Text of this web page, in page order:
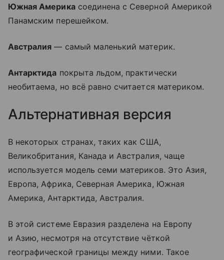
Южная Америкасоединена с Северной Америкой
Панамским перешейком.
Австралия — самый маленький материк.
Антарктида покрыта льдом, практически
необитаема, но всё равно считается материком.
Альтернативная версия
В некоторых странах, таких как США,
Великобритания, Канада и Австралия, чаще
используется модель семи материков. Это Азия,
Европа, Африка, Северная Америка, Южная
Америка, Антарктида, Австралия.
В этой системе Евразия разделена на Европу
и Азию, несмотря на отсутствие чёткой
географической границы между ними. Такое